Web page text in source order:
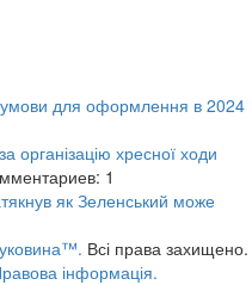
умови для оформлення в 2024
організацію хресної ходи
1
як Зеленський може
Всі права захищено.
інформація.